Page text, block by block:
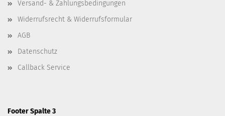
Versand- & Zahlungsbedingungen
Widerrufsrecht & Widerrufsformular
AGB
Datenschutz
Callback Service
Footer Spalte 3